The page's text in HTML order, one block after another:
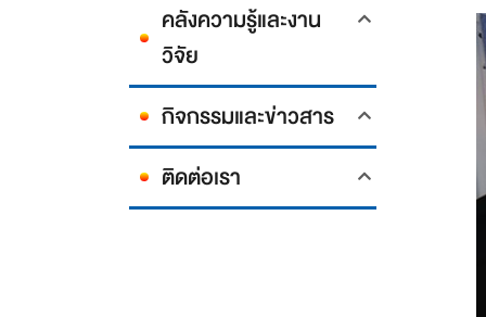
คลังความรู้และงาน
วิจัย
กิจกรรมและข่าวสาร
ติดต่อเรา